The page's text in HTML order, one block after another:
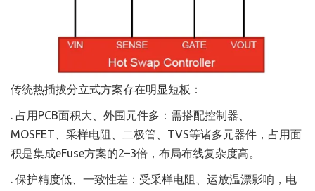
传统热插拔分立式方案存在明显短板：
. 占用PCB面积大、外围元件多：需搭配控制器、
MOSFET、采样电阻、二极管、TVS等诸多元器件，占用面
积是集成eFuse方案的2–3倍，布局布线复杂度高。
. 保护精度低、一致性差：受采样电阻、运放温漂影响，电